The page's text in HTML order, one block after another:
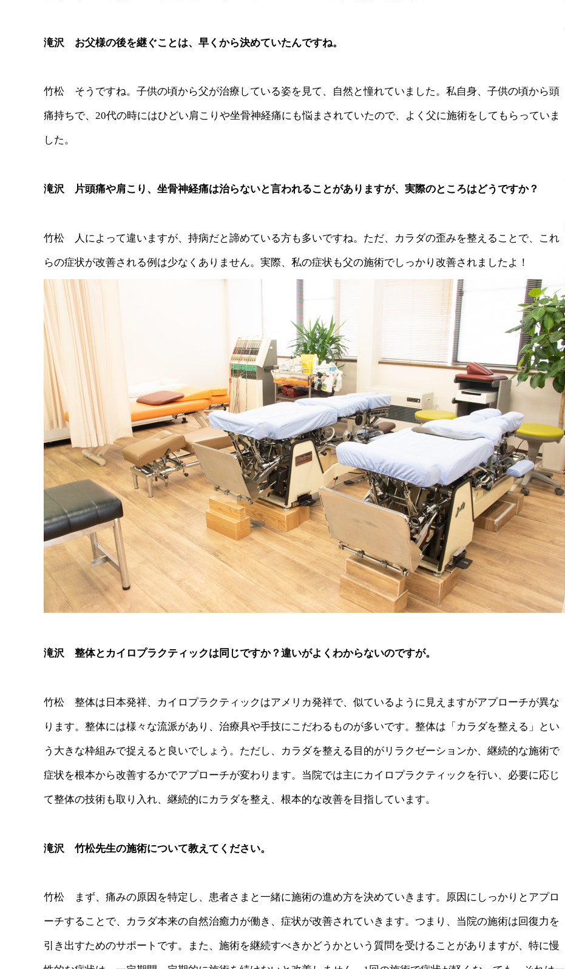
滝沢 お父様の後を継ぐことは、早くから決めていたんですね。
竹松 そうですね。子供の頃から父が治療している姿を見て、自然と憧れていました。私自身、子供の頃から頭
痛持ちで、20代の時にはひどい肩こりや坐骨神経痛にも悩まされていたので、よく父に施術をしてもらっていま
した。
滝沢 片頭痛や肩こり、坐骨神経痛は治らないと言われることがありますが、実際のところはどうですか？
竹松 人によって違いますが、持病だと諦めている方も多いですね。ただ、カラダの歪みを整えることで、これ
らの症状が改善される例は少なくありません。実際、私の症状も父の施術でしっかり改善されましたよ！
滝沢 整体とカイロプラクティックは同じですか？違いがよくわからないのですが。
竹松 整体は日本発祥、カイロプラクティックはアメリカ発祥で、似ているように見えますがアプローチが異な
ります。整体には様々な流派があり、治療具や手技にこだわるものが多いです。整体は「カラダを整える」とい
う大きな枠組みで捉えると良いでしょう。ただし、カラダを整える目的がリラクゼーションか、継続的な施術で
症状を根本から改善するかでアプローチが変わります。当院では主にカイロプラクティックを行い、必要に応じ
て整体の技術も取り入れ、継続的にカラダを整え、根本的な改善を目指しています。
滝沢 竹松先生の施術について教えてください。
竹松 まず、痛みの原因を特定し、患者さまと一緒に施術の進め方を決めていきます。原因にしっかりとアプロ
ーチすることで、カラダ本来の自然治癒力が働き、症状が改善されていきます。つまり、当院の施術は回復力を
引き出すためのサポートです。また、施術を継続すべきかどうかという質問を受けることがありますが、特に慢